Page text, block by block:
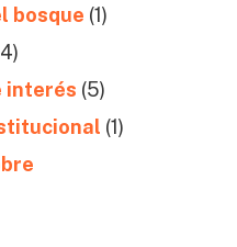
bosque (1)
interés (5)
(1)